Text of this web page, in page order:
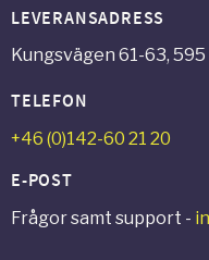
LEVERANSADRESS
Kungsvägen 61-63,
TELEFON
+46 (0)142-60 21 20
E-POST
Frågor samt support -